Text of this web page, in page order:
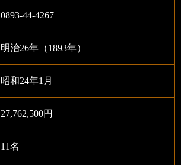
0893-44-4267
明治26年（1893年）
昭和24年1月
27,762,500円
11名